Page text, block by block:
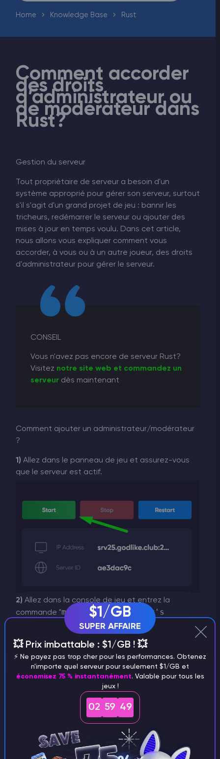
Home Knowledge Base Rust
Comment accorder
des droits
d’administrateur ou
de modérateur dans
Rust?
Gestion du serveur
Tout propriétaire de serveur a besoin d'un
système approprié pour gérer son serveur, surtout
s'il s'agit d'un grand projet de jeu : bannir les
tricheurs, redémarrer le serveur ou ajouter des
mises à jour en temps voulu. Dans cet article,
nous allons vous expliquer comment vous
accorder, à vous ou à un autre joueur, des droits
d'administrateur pour gérer le serveur.
CONSEIL
Vous n'avez pas encore de serveur Rust?
Visitez notre site web et commandez un
serveur dès maintenant
Comment ajouter un administrateur/modérateur
?
1) Allez dans le panneau de jeu et assurez-vous
que le serveur est actif.
2) Allez dans la console de jeu et entrez la
commande "moderatorid <Player's
SteamID> <any text> "pour ajouter un
modérateur. Si vous souhaitez accorder des
droits de propriétaire, tapez "ownerid
<Player's SteamID> <any text>"et
appuyez surEntrée
IMPORTANT
$1/GB
SUPER AFFAIRE
💥 Prix imbattable : $1/GB ! 💥
⚡️ Ne payez pas trop cher pour les performances. Obtenez
n'importe quel serveur pour seulement $1/GB et
économisez 75 % instantanément. Valable pour tous les
jeux !
02 59 49